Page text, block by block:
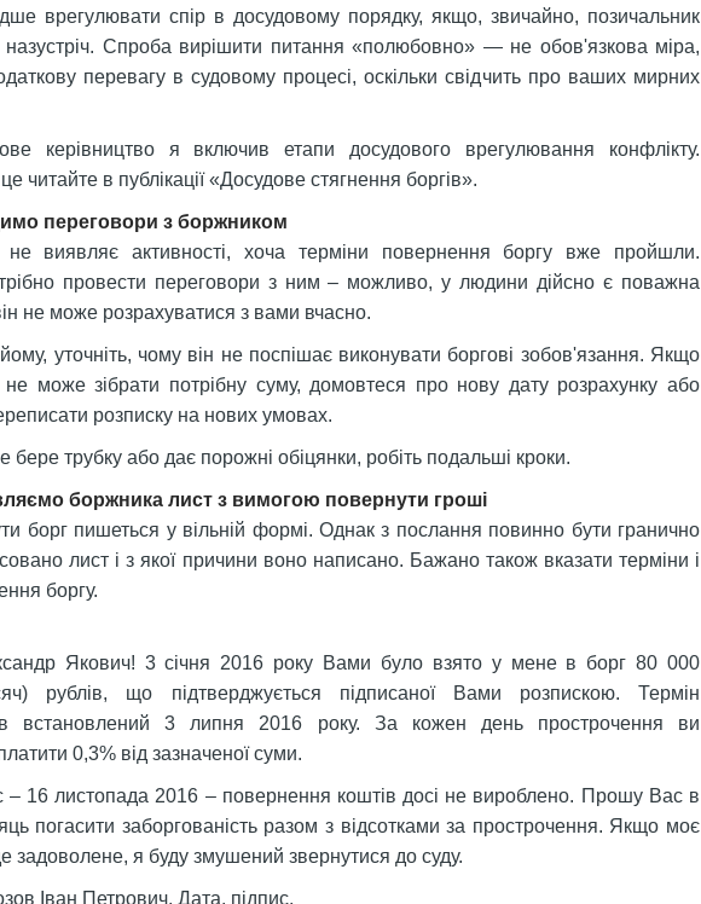
врегулювати спір в досудовому порядку, якщо, звичайно, позичальник
назустріч. Спроба вирішити питання «полюбовно» — не обов'язкова міра,
перевагу в судовому процесі, оскільки свідчить про ваших мирних
керівництво я включив етапи досудового врегулювання конфлікту.
читайте в публікації «Досудове стягнення боргів».
переговори з боржником
виявляє активності, хоча терміни повернення боргу вже пройшли.
провести переговори з ним – можливо, у людини дійсно є поважна
не може розрахуватися з вами вчасно.
уточніть, чому він не поспішає виконувати боргові зобов'язання. Якщо
не може зібрати потрібну суму, домовтеся про нову дату розрахунку або
розписку на нових умовах.
трубку або дає порожні обіцянки, робіть подальші кроки.
боржника лист з вимогою повернути гроші
борг пишеться у вільній формі. Однак з послання повинно бути гранично
лист і з якої причини воно написано. Бажано також вказати терміни і
боргу.
Якович! 3 січня 2016 року Вами було взято у мене в борг 80 000
рублів, що підтверджується підписаної Вами розпискою. Термін
встановлений 3 липня 2016 року. За кожен день прострочення ви
0,3% від зазначеної суми.
16 листопада 2016 – повернення коштів досі не вироблено. Прошу Вас в
погасити заборгованість разом з відсотками за прострочення. Якщо моє
задоволене, я буду змушений звернутися до суду.
Іван Петрович. Дата, підпис.